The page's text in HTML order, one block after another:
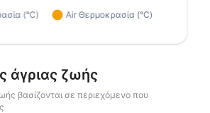
άγριας ζωής
βασίζονται σε περιεχόμενο που